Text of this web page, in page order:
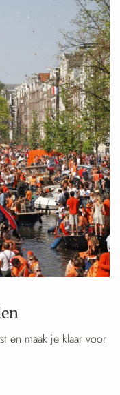
en maak je klaar voor